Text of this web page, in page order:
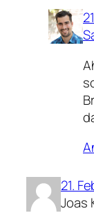
21.
Joas